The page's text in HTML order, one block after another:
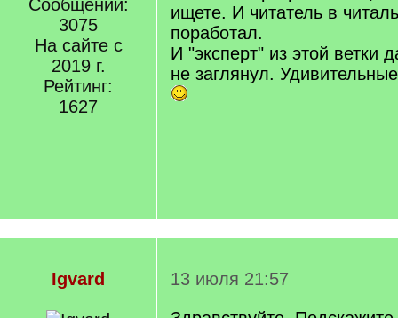
Сообщений:
3075
На сайте с
2019 г.
Рейтинг:
1627
ищете. И читатель в
поработал.
И "эксперт" из этой ветки
не заглянул.
Igvard
13 июля 21:57